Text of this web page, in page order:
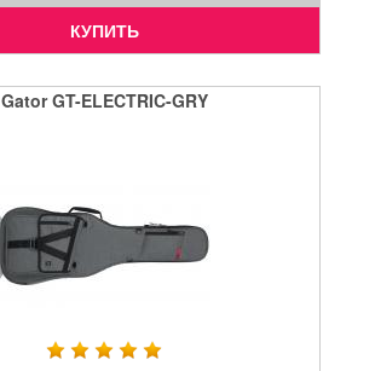
КУПИТЬ
Gator GT-ELECTRIC-GRY